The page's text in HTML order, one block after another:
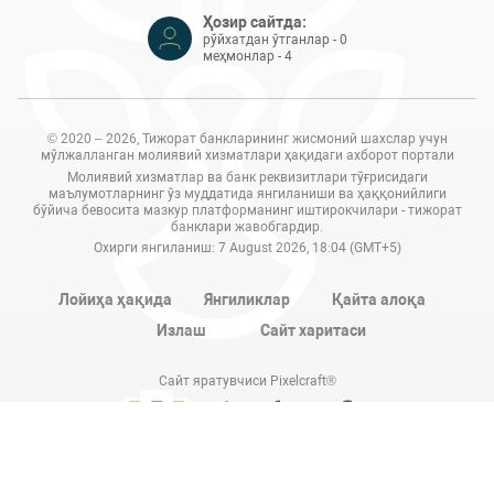
Ҳозир сайтда:
рўйхатдан ўтганлар - 0
меҳмонлар - 4
© 2020 – 2026, Тижорат банкларининг жисмоний шахслар учун
мўлжалланган молиявий хизматлари ҳақидаги ахборот портали
Молиявий хизматлар ва банк реквизитлари тўғрисидаги
маълумотларнинг ўз муддатида янгиланиши ва ҳаққонийлиги
бўйича бевосита мазкур платформанинг иштирокчилари - тижорат
банклари жавобгардир.
Охирги янгиланиш: 7 August 2026, 18:04 (GMT+5)
Лойиҳа ҳақида Янгиликлар
Қайта алоқа
Излаш
Сайт харитаси
Сайт яратувчиси Pixelcraft®